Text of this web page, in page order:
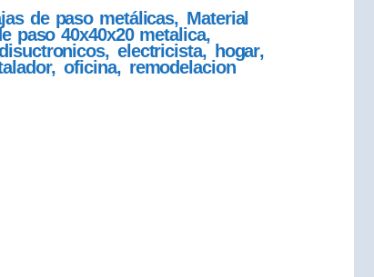
de paso metálicas, Material
paso 40x40x20 metalica,
, electricista, hogar,
,oficina, remodelacion